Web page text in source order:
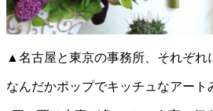
▲名古屋と東京の事務所、それぞれ
なんだかポップでキッチュなアート